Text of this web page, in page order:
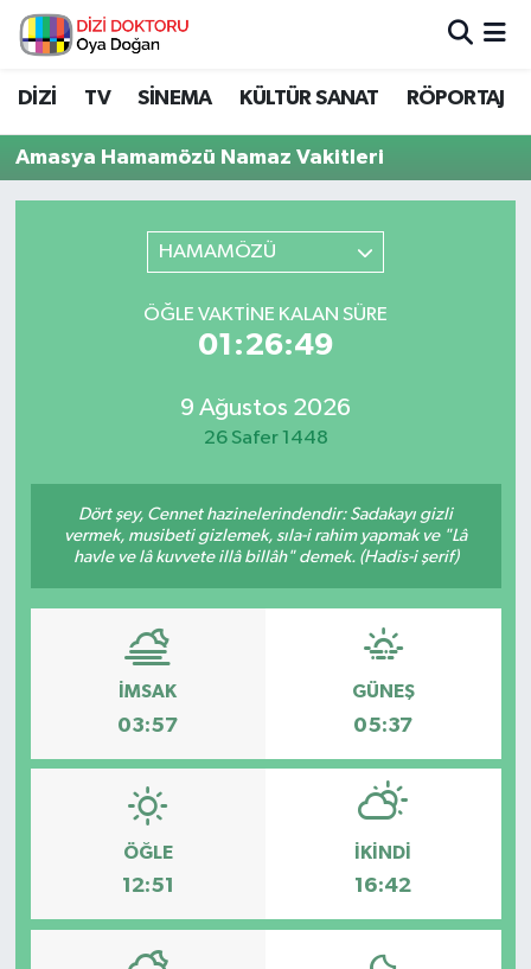
DİZİ TV SİNEMA KÜLTÜR SANAT RÖPORTAJ
Amasya Hamamözü Namaz Vakitleri
HAMAMÖZÜ
ÖĞLE VAKTINE KALAN SÜRE
01:26:49
9 Ağustos 2026
26 Safer 1448
Dört şey, Cennet hazinelerindendir: Sadakayı gizli
vermek, musibeti gizlemek, sıla-i rahim yapmak ve "Lâ
havle ve lâ kuvvete illâ billâh" demek. (Hadis-i şerif)
İMSAK
03:57
GÜNEŞ
05:37
ÖĞLE
12:51
İKINDI
16:42
İstanbul Nöbetçi Eczaneler
İstanbul Hava Durumu
İstanbul Trafik Yoğunluk Haritası
Süper Lig Puan Durumu ve Fikstür
Haber Arşivi